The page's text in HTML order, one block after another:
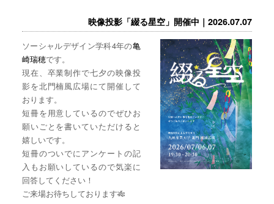
映像投影「綴る星空」開催中｜2026.07.07
ソーシャルデザイン学科4年の亀
崎瑞穂です。
現在、卒業制作で七夕の映像投
影を北門楠風広場にて開催して
おります。
短冊を用意しているのでぜひお
願いごとを書いていただけると
嬉しいです。
短冊のついでにアンケートの記
入もお願いしているので気楽に
回答してください！
ご来場お待ちしております🎋